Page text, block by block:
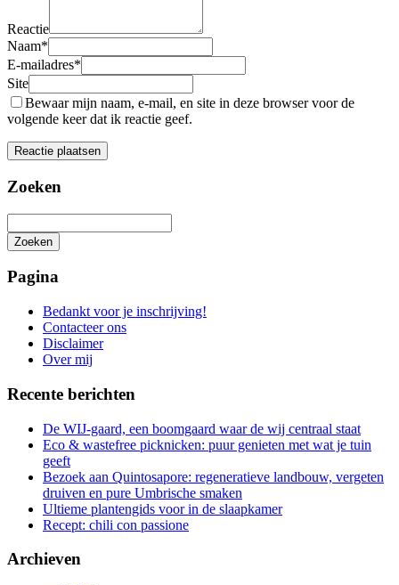
Reactie
Naam*
E-mailadres*
Site
Bewaar mijn naam, e-mail, en site in deze browser voor de
volgende keer dat ik reactie geef.
Zoeken
Zoeken
zoeken
Pagina
Bedankt voor je inschrijving!
Contacteer ons
Disclaimer
Over mij
Recente berichten
De WIJ-gaard, een boomgaard waar de wij centraal staat
Eco & wastefree picknicken: puur genieten met wat je tuin
geeft
Bezoek aan Quintosapore: regeneratieve landbouw, vergeten
druiven en pure Umbrische smaken
Ultieme plantengids voor in de slaapkamer
Recept: chili con passione
Archieven